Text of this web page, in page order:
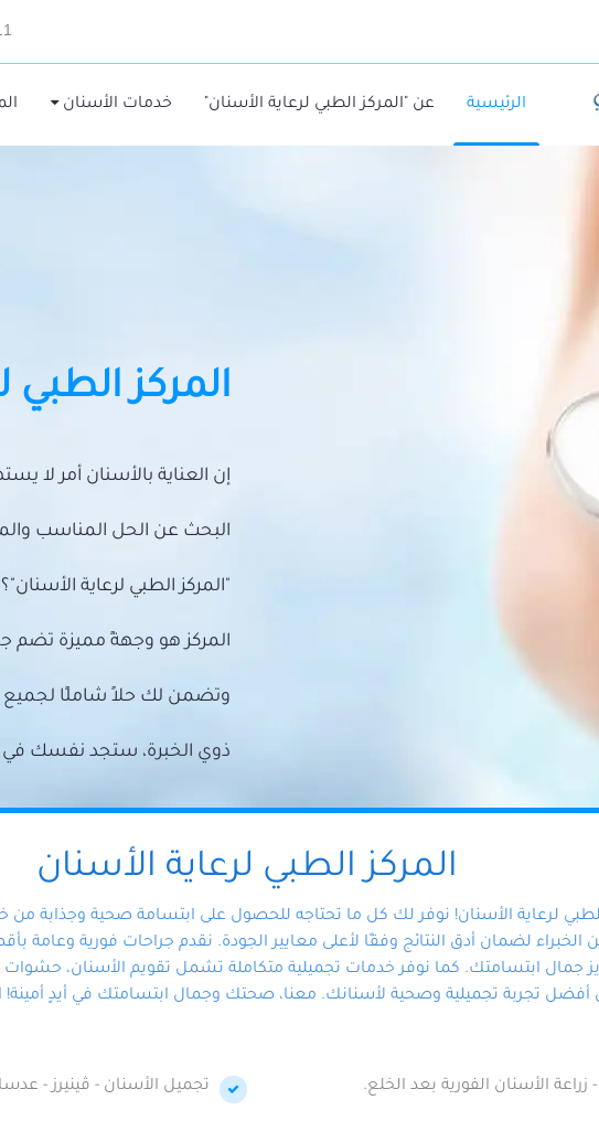
الرئيسية عن "المركز الطبي لرعاية الأسنان" خدمات الأسنان
المركز الطبي
إن العناية بالأسنان أمر لا
البحث عن الحل المناسب
"المركز الطبي لرعاية الأسنان"؟
المركز هو وجهةً مميزة تضم
وتضمن لك حلاً شاملًا
ذوي الخبرة، ستجد نفسك في
المركز الطبي لرعاية الأسنان
لرعاية الأسنان! نوفر لك كل ما تحتاجه للحصول على ابتسامة صحية وجذابة
لضمان أدق النتائج وفقًا لأعلى معايير الجودة. نقدم جراحات فورية وعامة
جمال ابتسامتك. كما نوفر خدمات تجميلية متكاملة تشمل تقويم الأسنان، حشوات
تجربة تجميلية وصحية لأسنانك. معنا، صحتك وجمال ابتسامتك في أيدٍ أمينة!
الأسنان الفورية بعد الخلع. تجميل الأسنان - ڤينيرز -